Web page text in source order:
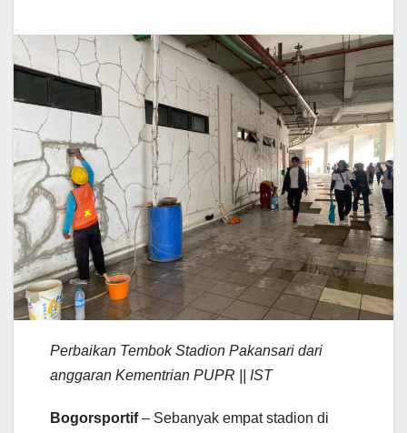
Perbaikan Tembok Stadion Pakansari dari
anggaran Kementrian PUPR || IST
Bogorsportif– Sebanyak empat stadion di